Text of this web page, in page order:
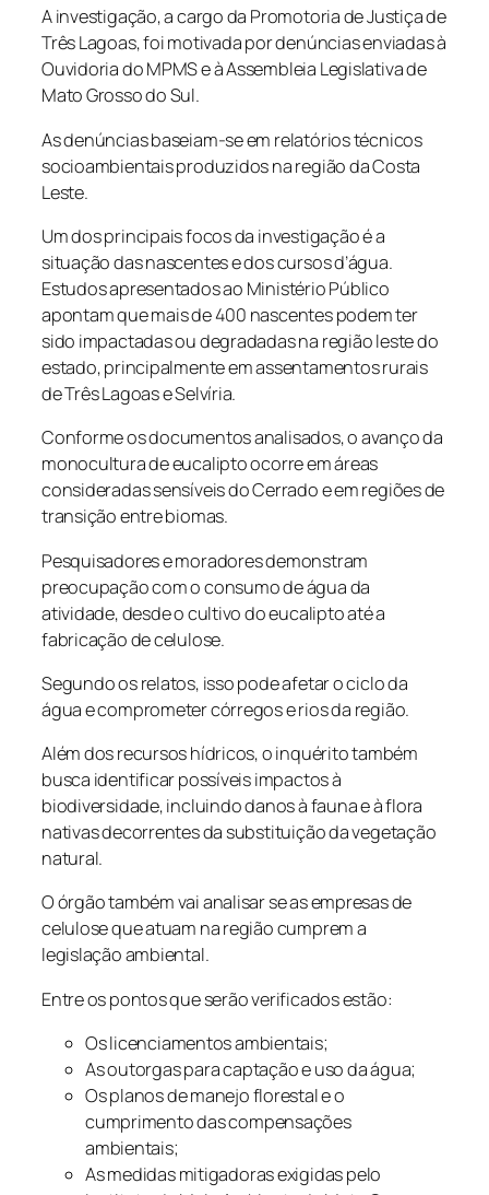
A investigação, a cargo da Promotoria de Justiça de
Três Lagoas, foi motivada por denúncias enviadas à
Ouvidoria do MPMS e à Assembleia Legislativa de
Mato Grosso do Sul.
As denúncias baseiam-se em relatórios técnicos
socioambientais produzidos na região da Costa
Leste.
Um dos principais focos da investigação é a
situação das nascentes e dos cursos d’água.
Estudos apresentados ao Ministério Público
apontam que mais de 400 nascentes podem ter
sido impactadas ou degradadas na região leste do
estado, principalmente em assentamentos rurais
de Três Lagoas e Selvíria.
Conforme os documentos analisados, o avanço da
monocultura de eucalipto ocorre em áreas
consideradas sensíveis do Cerrado e em regiões de
transição entre biomas.
Pesquisadores e moradores demonstram
preocupação com o consumo de água da
atividade, desde o cultivo do eucalipto até a
fabricação de celulose.
Segundo os relatos, isso pode afetar o ciclo da
água e comprometer córregos e rios da região.
Além dos recursos hídricos, o inquérito também
busca identificar possíveis impactos à
biodiversidade, incluindo danos à fauna e à flora
nativas decorrentes da substituição da vegetação
natural.
O órgão também vai analisar se as empresas de
celulose que atuam na região cumprem a
legislação ambiental.
Entre os pontos que serão verificados estão:
Os licenciamentos ambientais;
As outorgas para captação e uso da água;
Os planos de manejo florestal e o
cumprimento das compensações
ambientais;
As medidas mitigadoras exigidas pelo